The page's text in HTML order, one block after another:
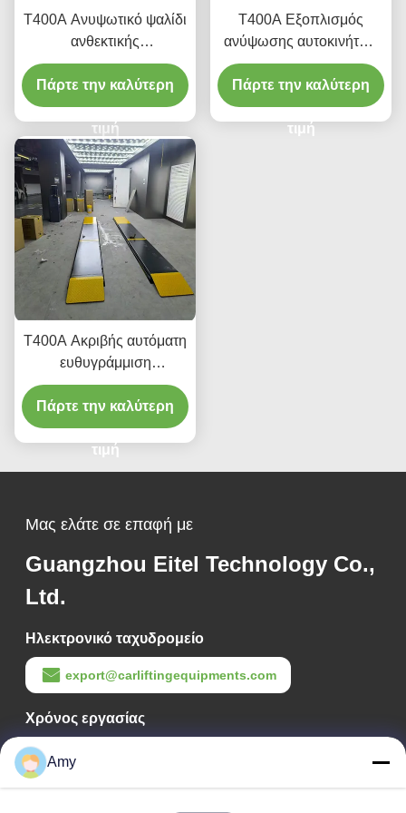
Τ400Α Ανυψωτικό ψαλίδι
ανθεκτικής
ευθυγράμμισης 4000kg
με ομαλή ανύψωση
Πάρτε την καλύτερη
τιμή
Τ400Α Εξοπλισμός
ανύψωσης αυτοκινήτων
με πολύ χαμηλό προφίλ
για ευθυγράμμιση και
συντήρηση
Πάρτε την καλύτερη
τιμή
T400A Ακριβής αυτόματη
ευθυγράμμιση
ανελκυστήρα 380V/220V
με χαμηλό προφίλ
σχεδιασμό
Πάρτε την καλύτερη
τιμή
Μας ελάτε σε επαφή με
Guangzhou Eitel Technology Co.,
Ltd.
Ηλεκτρονικό ταχυδρομείο
export@carliftingequipments.com
Χρόνος εργασίας
09:00-18:00
Η διεύθυνσή μας
Amy